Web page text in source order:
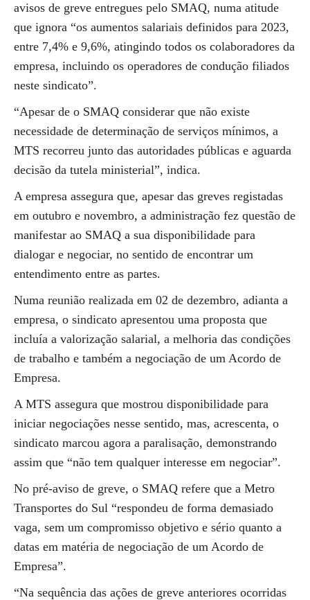
avisos de greve entregues pelo SMAQ, numa atitude
que ignora “os aumentos salariais definidos para 2023,
entre 7,4% e 9,6%, atingindo todos os colaboradores da
empresa, incluindo os operadores de condução filiados
neste sindicato”.
“Apesar de o SMAQ considerar que não existe
necessidade de determinação de serviços mínimos, a
MTS recorreu junto das autoridades públicas e aguarda
decisão da tutela ministerial”, indica.
A empresa assegura que, apesar das greves registadas
em outubro e novembro, a administração fez questão de
manifestar ao SMAQ a sua disponibilidade para
dialogar e negociar, no sentido de encontrar um
entendimento entre as partes.
Numa reunião realizada em 02 de dezembro, adianta a
empresa, o sindicato apresentou uma proposta que
incluía a valorização salarial, a melhoria das condições
de trabalho e também a negociação de um Acordo de
Empresa.
A MTS assegura que mostrou disponibilidade para
iniciar negociações nesse sentido, mas, acrescenta, o
sindicato marcou agora a paralisação, demonstrando
assim que “não tem qualquer interesse em negociar”.
No pré-aviso de greve, o SMAQ refere que a Metro
Transportes do Sul “respondeu de forma demasiado
vaga, sem um compromisso objetivo e sério quanto a
datas em matéria de negociação de um Acordo de
Empresa”.
“Na sequência das ações de greve anteriores ocorridas